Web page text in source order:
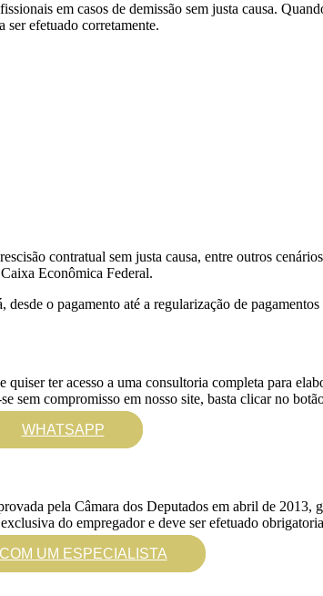
em casos de demissão sem justa causa.
ser efetuado corretamente.
contratual sem justa causa, entre outros
Econômica Federal.
o pagamento até a regularização de
ter acesso a uma consultoria completa para
sem compromisso em nosso site, basta clicar no
WHATSAPP
pela Câmara dos Deputados em abril de 2013,
do empregador e deve ser efetuado
UM ESPECIALISTA